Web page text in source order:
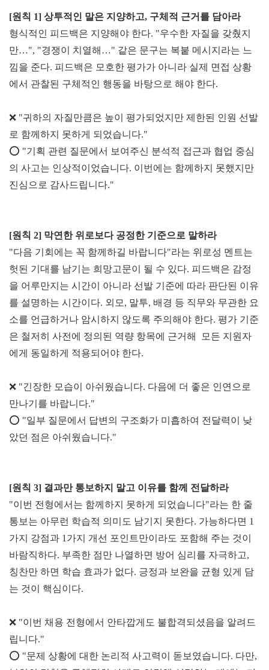
[원칙 1] 상투적인 말은 지양하고, 구체적 근거를 담아라
형식적인 피드백은 지양해야 한다. "우수한 자질을 갖췄지
만…", "경쟁이 치열해…" 같은 문구는 복붙 메시지라는 느
낌을 준다. 피드백은 모호한 평가가 아니라 실제 면접 상황
에서 관찰된 구체적인 행동을 바탕으로 해야 한다.
❌ "귀하의 자질만큼은 높이 평가되었지만 제한된 인원 선발
로 함께하지 못하게 되었습니다."
⭕ "기획 관련 질문에서 보여주신 분석적 접근과 협업 중심
의 사고는 인상적이었습니다. 이번에는 함께하지 못했지만
진심으로 감사드립니다."
[원칙 2] 막연한 위 로보다 공정한 기준으로 말하라
"다음 기회에는 꼭 함께하길 바랍니다"라는 위로성 멘트는
헛된 기대를 남기는 희망고문이 될 수 있다. 피드백은 감정
을 어루만지는 시간이 아니라 선발 기준에 따라 판단된 이유
를 설명하는 시간이다. 외모, 말투, 배경 등 직무와 무관한 요
소를 언급하거나 암시하지 않도록 주의해야 한다. 평가 기준
은 철저히 사전에 정의된 역량 항목에 근거해
모든 지원자
에게 동일하게 적용되어야 한다.
❌ "긴장한 모습이 아쉬웠습니다. 다음에 더 좋은 인연으로
만나기를 바랍니다."
⭕ "일부 질문에서 답변의 구조화가 미흡하여 전달력이 낮
았던 점은 아쉬웠습니다."
[원칙 3] 결과만 통보하지 말고 이유를 함께 전달하라
"이번 전형에서는 함께하지 못하게 되었습니다"라는 한 줄
통보는 아무런 학습적 의미도 남기지 못한다. 가능하다면 1
가지 강점과 1가지 개선 포인트만이라도 포함해 주는 것이
바람직하다. 부족한 점만 나열하면 방어 심리를 자극하고,
칭찬만 하면 학습 효과가 없다. 긍정과 보완을 균형 있게 담
는 것이 핵심이다.
❌ "이번 채용 전형에서 안타깝게도 불합격되셨음을 알려드
립니다."
⭕ "문제 상황에 대한 논리적 사고력이 돋보였습니다. 다만,